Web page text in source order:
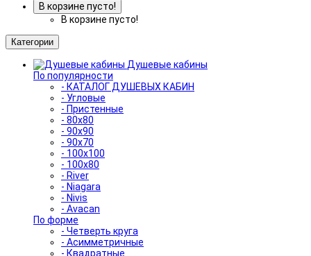
В корзине пусто!
В корзине пусто!
Категории
Душевые кабины
По популярности
- КАТАЛОГ ДУШЕВЫХ КАБИН
- Угловые
- Пристенные
- 80x80
- 90x90
- 90x70
- 100x100
- 100x80
- River
- Niagara
- Nivis
- Avacan
По форме
- Четверть круга
- Асимметричные
- Квадратные